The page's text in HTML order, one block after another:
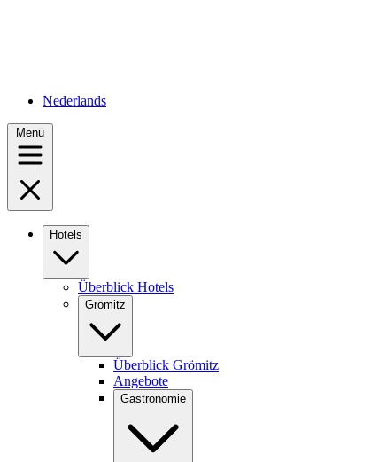
Nederlands
Menü
Hotels
Überblick Hotels
Grömitz
Überblick Grömitz
Angebote
Gastronomie